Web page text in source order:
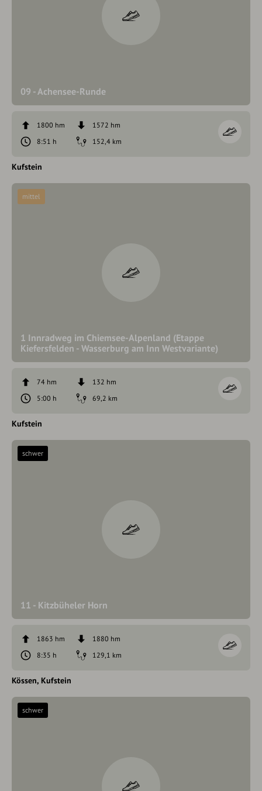
09 - Achensee-Runde
1800 hm
1572 hm
8:51 h
152,4 km
Kufstein
1 Innradweg im Chiemsee-Alpenland (Etappe
Kiefersfelden - Wasserburg am Inn Westvariante)
mittel
74 hm
132 hm
5:00 h
69,2 km
Kufstein
11 - Kitzbüheler Horn
schwer
1863 hm
1880 hm
8:35 h
129,1 km
Kössen Kufstein
schwer